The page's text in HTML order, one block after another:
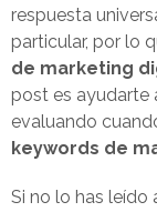
respuesta
particular, por lo
de marketing
post es ayudarte
evaluando
keywords de
Si no lo has leído